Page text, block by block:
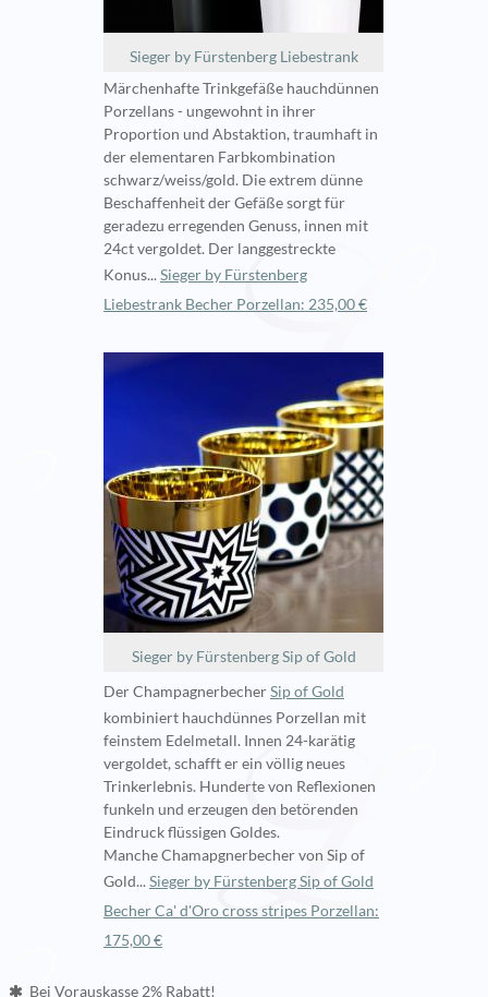
Sieger by Fürstenberg Liebestrank
Märchenhafte Trinkgefäße hauchdünnen
Porzellans - ungewohnt in ihrer
Proportion und Abstaktion, traumhaft in
der elementaren Farbkombination
schwarz/weiss/gold. Die extrem dünne
Beschaffenheit der Gefäße sorgt für
geradezu erregenden Genuss, innen mit
24ct vergoldet. Der langgestreckte
Konus... Sieger by Fürstenberg
Liebestrank Becher Porzellan: 235,00 €
Sieger by Fürstenberg Sip of Gold
Der ChampagnerbecherSip of Gold
kombiniert hauchdünnes Porzellan mit
feinstem Edelmetall. Innen 24-karätig
vergoldet, schafft er ein völlig neues
Trinkerlebnis. Hunderte von Reflexionen
funkeln und erzeugen den betörenden
Eindruck flüssigen Goldes.
Manche Chamapgnerbecher von Sip of
Gold... Sieger by Fürstenberg Sip of Gold
Becher Ca' d'Oro cross stripes Porzellan:
175,00 €
Bei Vorauskasse 2% Rabatt!